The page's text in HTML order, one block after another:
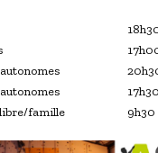
famille 9h30